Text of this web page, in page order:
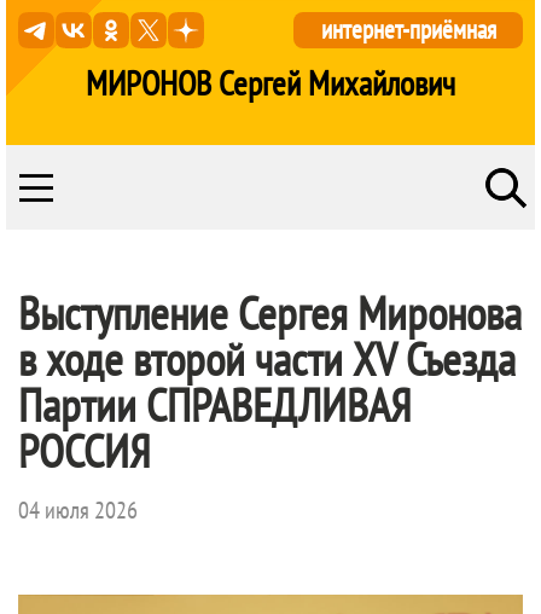
МИРОНОВ Сергей Михайлович
интернет-приёмная
Выступление Сергея Миронова
в ходе второй части XV Съезда
Партии СПРАВЕДЛИВАЯ
РОССИЯ
04 июля 2026